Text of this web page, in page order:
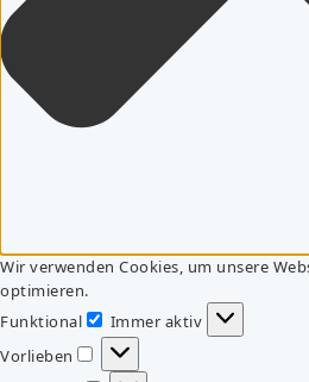
Wir verwenden Cookies, um unsere
optimieren.
Funktional
Funktional
Immer aktiv
Vorlieben
Vorlieben